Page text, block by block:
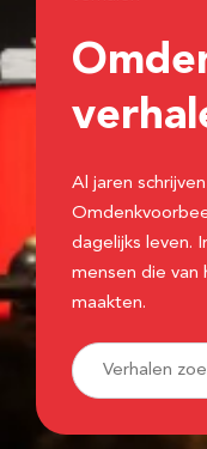
Al jaren
dagelijks leven.
mensen die van
maakten.